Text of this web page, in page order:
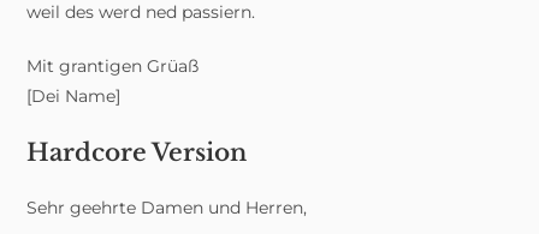
weil des werd ned passiern.
Mit grantigen Grüaß
[Dei Name]
Hardcore Version
Sehr geehrte Damen und Herren,